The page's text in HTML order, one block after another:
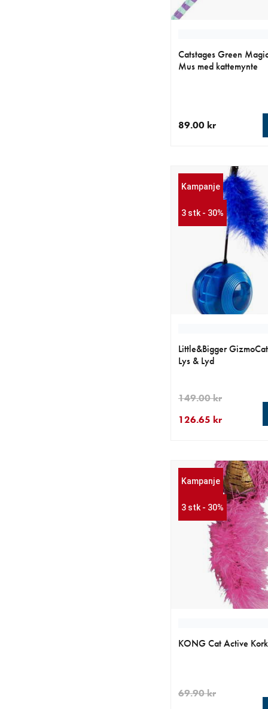
Catstages Green
Mus med kattemynte
89.00 kr
Kampanje
3 stk - 30%
Little&Bigger
Lys & Lyd
126.65 kr
149.00 kr
Kampanje
3 stk - 30%
KONG Cat Active
69.90 kr